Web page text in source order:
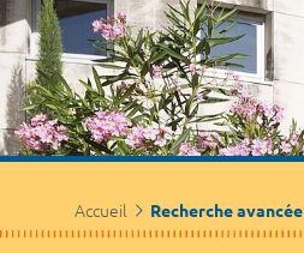
Accueil Recherche avancée